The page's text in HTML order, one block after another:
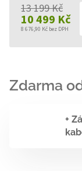
13 199 Kč
10 499 Kč
8 676,90 Kč bez DPH
+